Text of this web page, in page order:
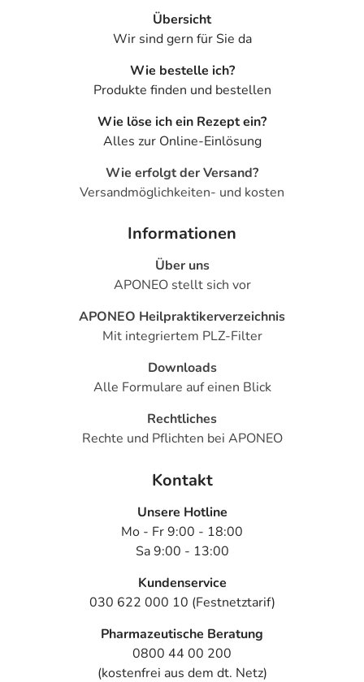
Übersicht
Wir sind gern für Sie da
Wie bestelle ich?
Produkte finden und bestellen
Wie löse ich ein Rezept ein?
Alles zur Online-Einlösung
Wie erfolgt der Versand?
Versandmöglichkeiten- und kosten
Informationen
Über uns
APONEO stellt sich vor
APONEO Heilpraktikerverzeichnis
Mit integriertem PLZ-Filter
Downloads
Alle Formulare auf einen Blick
Rechtliches
Rechte und Pflichten bei APONEO
Kontakt
Unsere Hotline
Mo - Fr 9:00 - 18:00
Sa 9:00 - 13:00
Kundenservice
030 622 000 10 (Festnetztarif)
Pharmazeutische Beratung
0800 44 00 200
(kostenfrei aus dem dt. Netz)